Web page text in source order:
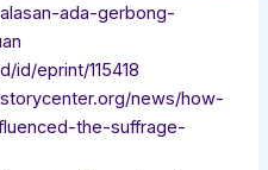
ada-gerbong-
id/eprint/115418
news/how-
the-suffrage-